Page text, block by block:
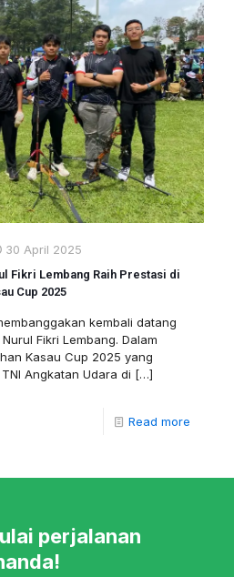
30 April 2025
Fikri Lembang Raih Prestasi di
Cup 2025
kembali datang
Fikri Lembang. Dalam
Kasau Cup 2025 yang
Angkatan Udara di […]
Read more
perjalanan